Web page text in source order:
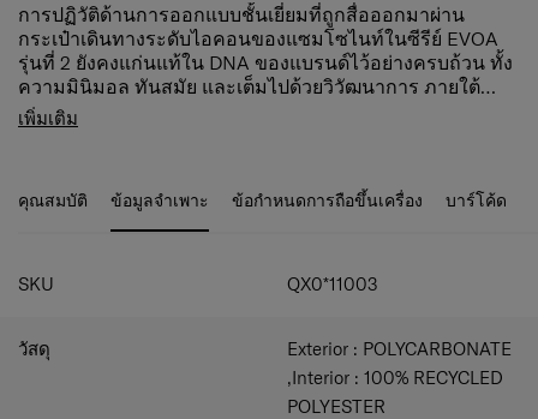
การปฏิวัติด้านการออกแบบชั้นเยี่ยมที่ถูกสื่อออกมาผ่าน
กระเป๋าเดินทางระดับไอคอนของแซมโซไนท์ในซีรีย์ EVOA
รุ่นที่ 2 ยังคงแก่นแท้ใน DNA ของแบรนด์ไว้อย่างครบถ้วน ทั้ง
ความมินิมอล ทันสมัย และเต็มไปด้วยวิวัฒนาการ ภายใต้
ปรัชญาการออกแบบของแซมโซไนท์ เราขอแนะนำผิวสัมผัส
แบบใหม่และโลโก้อลูมิเนียมอันโดดเด่น กลมกลืนเข้ากันกับ
ทำให้กระเป๋าเดินทางรุ่นนี้โดดเด่นแตกต่างจากกระเป๋าเดิน
ทางอื่นในท้องตลาด นวัตกรรมที่ปฏิวัติวงการอีกสิ่งหนึ่งคือ
สะเทือนและเสียงดังได้ด้วยกลไกใหม่ที่ช่วยให้คุณรู้สึกถึง
กระเป๋าได้อย่างมีประสิทธิภาพ ล็อค TSA แบบ 3 หลัก ซิปกัน
ขโมยพร้อมหัวซิปแม่เหล็กเพิ่มความปลอดภัย พื้นที่จัดเก็บ
ขยายได้สำหรับกระเป๋าไซซ์กลางและใหญ่ วัสดุบุด้านใน
จุดเด่นของผลิตภัณฑ์
ดีไซน์หรูหราทันสมัยเพื่อนักเดินทางสายธุรกิจ พร้อม
แถบโลโก้อลูมิเนียม กลมกลืนกับกันกระแทกมุมกระเป๋า
นวัตกรรมล้อกันสะเทือน Aero-Trac™ (ล้อยาง TPE / 50
​ช่องจัดเก็บภายใน พร้อมแผ่นกั้นและช่องใส่ของเปียก บุ
ด้วยวัสดุที่ทำจากโพลีเอสเตอร์รีไซเคิล ด้วยเทคโนโลยี
เพิ่มเติม
คุณสมบัติ ข้อมูลจำเพาะ ข้อกำหนดการถือขึ้นเครื่อง บาร์โค้ด
SKU QX0*11003
วัสดุ
Exterior : POLYCARBONATE
,Interior : 100% RECYCLED
POLYESTER